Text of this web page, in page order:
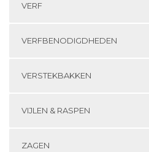
VERF
VERFBENODIGDHEDEN
VERSTEKBAKKEN
VIJLEN & RASPEN
ZAGEN